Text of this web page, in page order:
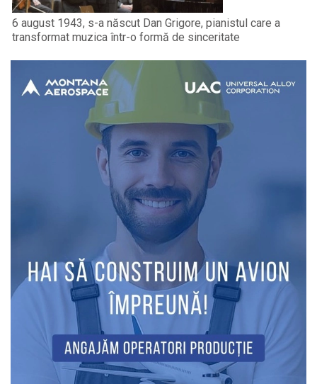
6 august 1943, s-a născut Dan Grigore, pianistul care a
transformat muzica într-o formă de sinceritate